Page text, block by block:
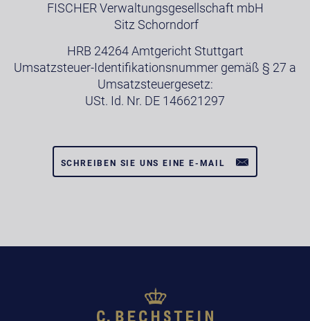
FISCHER Verwaltungsgesellschaft mbH
Sitz Schorndorf
HRB 24264 Amtgericht Stuttgart
Umsatzsteuer-Identifikationsnummer gemäß § 27 a
Umsatzsteuergesetz:
USt. Id. Nr. DE 146621297
SCHREIBEN SIE UNS EINE E-MAIL